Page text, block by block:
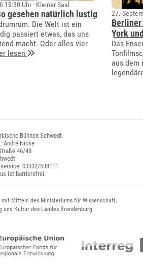
19:30 Uhr - Kleiner Saal
gesehen natürlich lustig
Die Welt ist ein
passiert etwas, das uns
macht. Oder alles vier
lesen
27.
York
Das
aus dem
Bühnen Schwedt
André Nicke
46/48
03332/538111
ist barrierefrei.
mit Mitteln des Ministeriums für Wissenschaft,
und Kultur des Landes Brandenburg.